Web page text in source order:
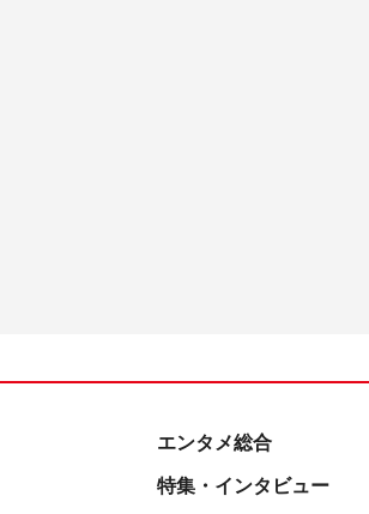
エンタメ総合
特集・インタビュー